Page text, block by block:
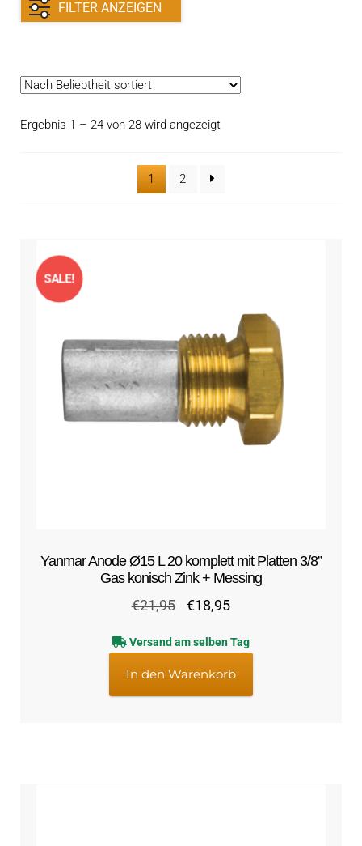
Deutsch
FILTER ANZEIGEN
Ergebnis 1 – 24 von 28 wird angezeigtNach
1
2
Yanmar Anode Ø15 L 20 komplett mit Platten 3/8”
Gas konisch Zink + Messing
SALE!
€21,95
Ursprünglicher
war:
€21,95
€18,95Aktueller
ist:
€18,95.
Versand am selben Tag
In den Warenkorb